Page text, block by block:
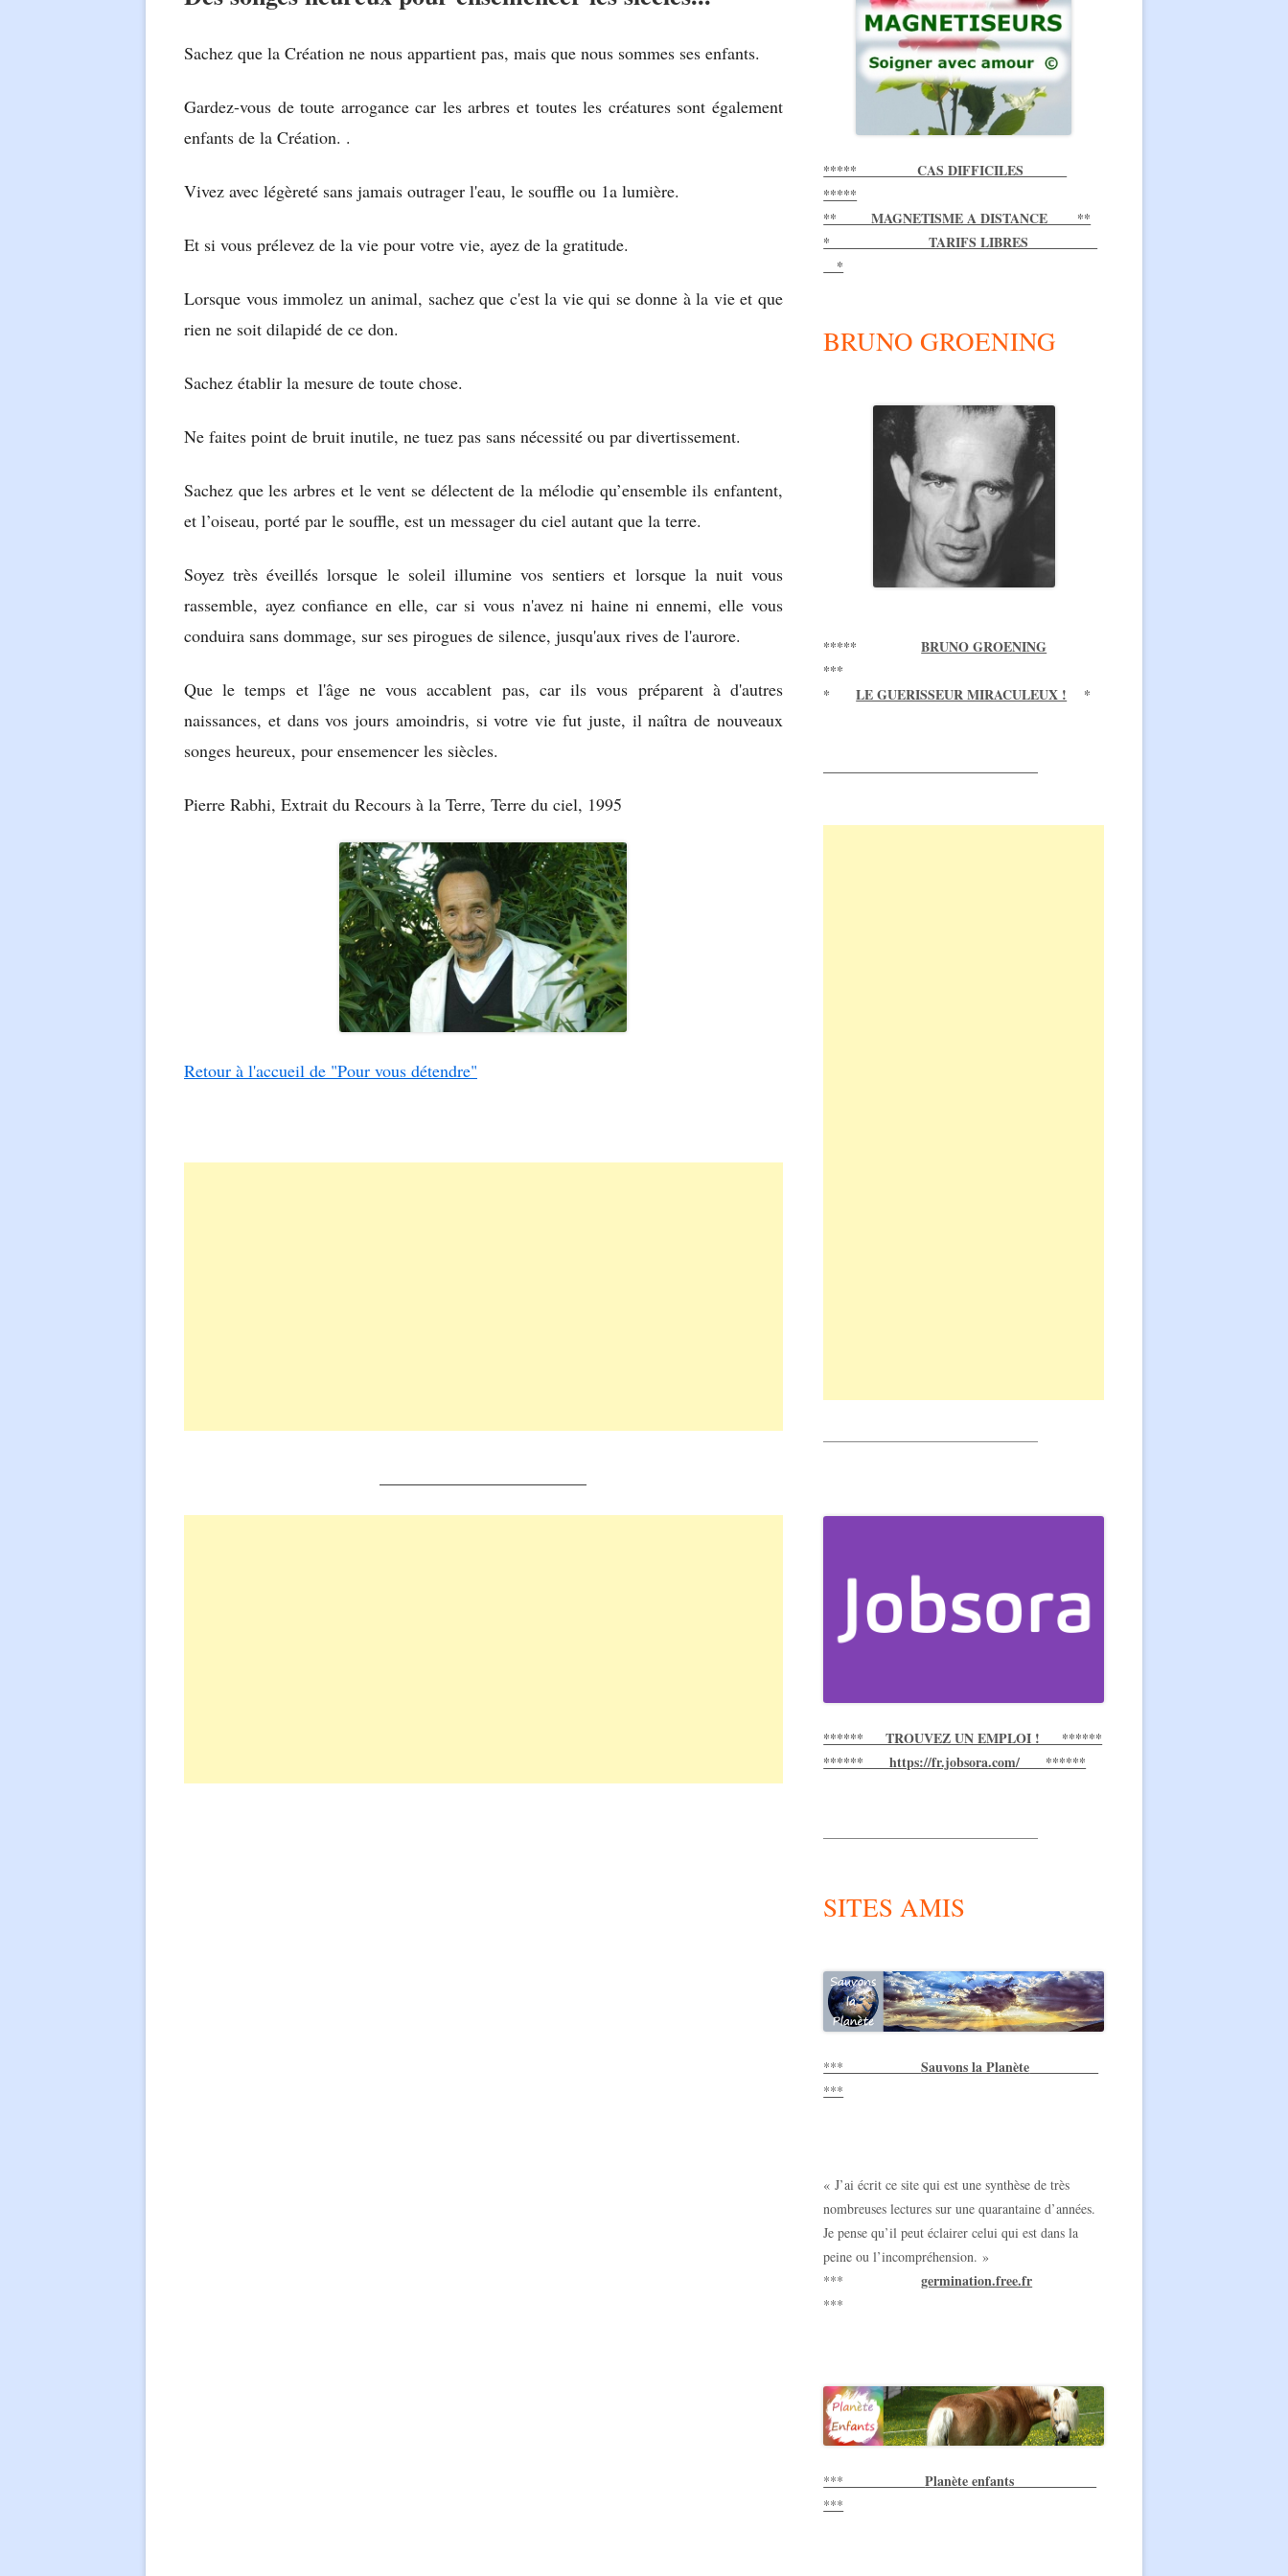
NAISSANCE DE L’HOMME
RÉINCARNATION – LE SENS DE LA VIE
LA MORT / NICOLE DRON
GRIPPES / EPIDEMIES : SE PRÉPARER –
SUPPLÉMENTS ET ANTIBIOTIQUES
LIENS UTILES – RÉCAPITULATIF
Sachez que la Création ne nous appartient pas, mais que nous sommes ses enfants.
Gardez-vous de toute arrogance car les arbres et toutes les créatures sont également
enfants de la Création. .
Vivez avec légèreté sans jamais outrager l'eau, le souffle ou 1a lumière.
Et si vous prélevez de la vie pour votre vie, ayez de la gratitude.
Lorsque vous immolez un animal, sachez que c'est la vie qui se donne à la vie et que
rien ne soit dilapidé de ce don.
Sachez établir la mesure de toute chose.
Ne faites point de bruit inutile, ne tuez pas sans nécessité ou par divertissement.
Sachez que les arbres et le vent se délectent de la mélodie qu’ensemble ils enfantent,
et l’oiseau, porté par le souffle, est un messager du ciel autant que la terre.
Soyez très éveillés lorsque le soleil illumine vos sentiers et lorsque la nuit vous
rassemble, ayez confiance en elle, car si vous n'avez ni haine ni ennemi, elle vous
conduira sans dommage, sur ses pirogues de silence, jusqu'aux rives de l'aurore.
Que le temps et l'âge ne vous accablent pas, car ils vous préparent à d'autres
naissances, et dans vos jours amoindris, si votre vie fut juste, il naîtra de nouveaux
songes heureux, pour ensemencer les siècles.
Pierre Rabhi, Extrait du Recours à la Terre, Terre du ciel, 1995
Retour à l'accueil de "Pour vous détendre"
***** CAS DIFFICILES
*****
** MAGNETISME A DISTANCE **
* TARIFS LIBRES
*
BRUNO GROENING
*****
BRUNO GROENING
***
*LE GUERISSEUR MIRACULEUX ! *
****** TROUVEZ UN EMPLOI ! ******
****** https://fr.jobsora.com/ ******
SITES AMIS
***Sauvons la Planète
***
« J’ai écrit ce site qui est une synthèse de très
nombreuses lectures sur une quarantaine d’années.
Je pense qu’il peut éclairer celui qui est dans la
peine ou l’incompréhension. »
***germination.free.fr
***
***Planète enfants
***